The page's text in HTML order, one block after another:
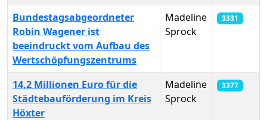
Bundestagsabgeordneter
Robin Wagener ist
beeindruckt vom Aufbau des
Wertschöpfungszentrums
Madeline
Sprock
3331
14,2 Millionen Euro für die
Städtebauförderung im Kreis
Höxter
Madeline
Sprock
3377